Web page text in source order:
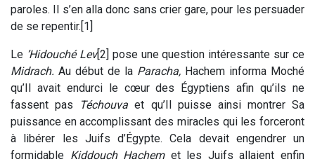
paroles. Il s’en alla donc sans crier gare, pour les persuader
de se repentir.[1]
Le ’Hidouché Lev[2] pose une question intéressante sur ce
Midrach. Au début de la Paracha, Hachem informa Moché
qu’Il avait endurci le cœur des Égyptiens afin qu’ils ne
fassent pas
Téchouvaet qu’Il puisse ainsi montrer Sa
puissance en accomplissant des miracles qui les forceront
à libérer les Juifs d’Égypte. Cela devait engendrer un
formidable Kiddouch Hachemet les Juifs allaient enfin